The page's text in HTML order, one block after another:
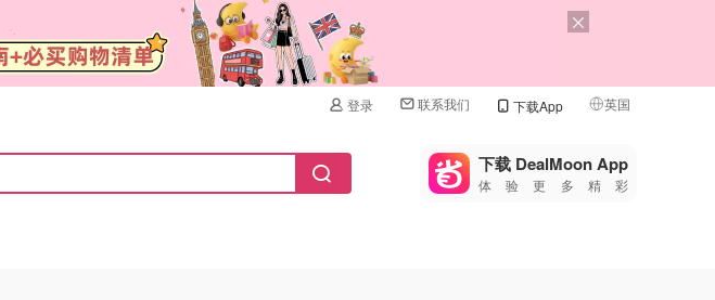
登录 联系我们 下载App 英国
🇺🇸
🇨🇳 中国
下载 DealMoon App
体验更多精彩